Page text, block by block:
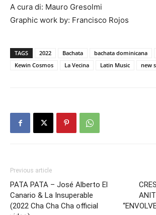
A cura di: Mauro Gresolmi
Graphic work by: Francisco Rojos
TAGS 2022 Bachata bachata dominicana
Kewin Cosmos
La Vecina Latin Music new
Previous article
PATA PATA – José Alberto El
Canario & La Insuperable
(2022 Cha Cha Cha official